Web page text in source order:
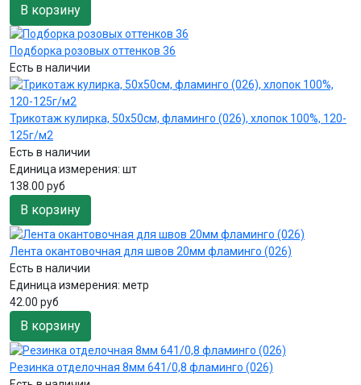
В корзину
Подборка розовых оттенков 36
Есть в наличии
Трикотаж кулирка, 50х50см, фламинго (026), хлопок 100%, 120-
125г/м2
Есть в наличии
Единица измерения: шт
138.00 руб
В корзину
Лента окантовочная для швов 20мм фламинго (026)
Есть в наличии
Единица измерения: метр
42.00 руб
В корзину
Резинка отделочная 8мм 641/0,8 фламинго (026)